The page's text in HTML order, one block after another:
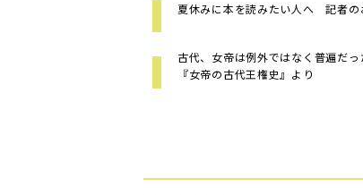
夏休みに本を読みたい人へ 記者の
古代、女帝は例外ではなく普遍
『女帝の古代王権史』より